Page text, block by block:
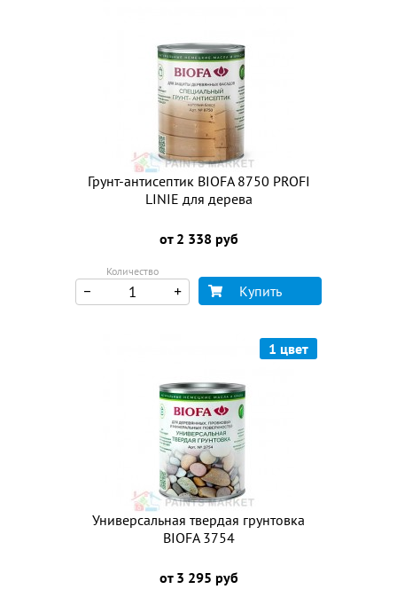
Грунт-антисептик BIOFA 8750 PROFI
LINIE для дерева
от 2 338 руб
Количество
Купить
1 цвет
Универсальная твердая грунтовка
BIOFA 3754
от 3 295 руб